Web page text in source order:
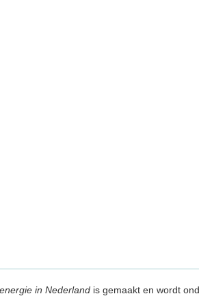
in Nederland is gemaakt en wordt